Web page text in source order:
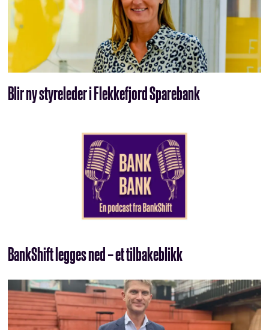
Blir ny styreleder i Flekkefjord Sparebank
BankShift legges ned – et tilbakeblikk